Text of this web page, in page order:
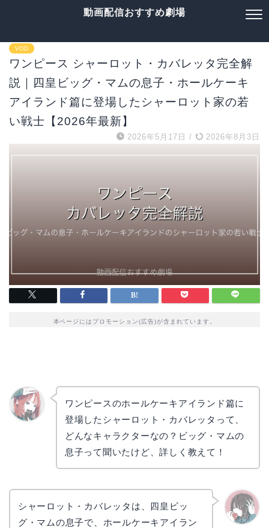
動画配信おすすめ劇場
VOD
ワンピース シャーロット・カバレッタ完全解
説｜四皇ビッグ・マムの息子・ホールケーキ
アイランド篇に登場したシャーロット家の若
い戦士【2026年最新】
2026年5月17日 / 2026年8月3日
本ページにはプロモーション(広告)が含まれています。
ワンピースのホールケーキアイランド篇に
登場したシャーロット・カバレッタって、
どんなキャラクターなの？ビッグ・マムの
息子って聞いたけど、詳しく教えて！
シャーロット・カバレッタは、四皇ビッ
グ・マムの息子で、ホールケーキアイラン